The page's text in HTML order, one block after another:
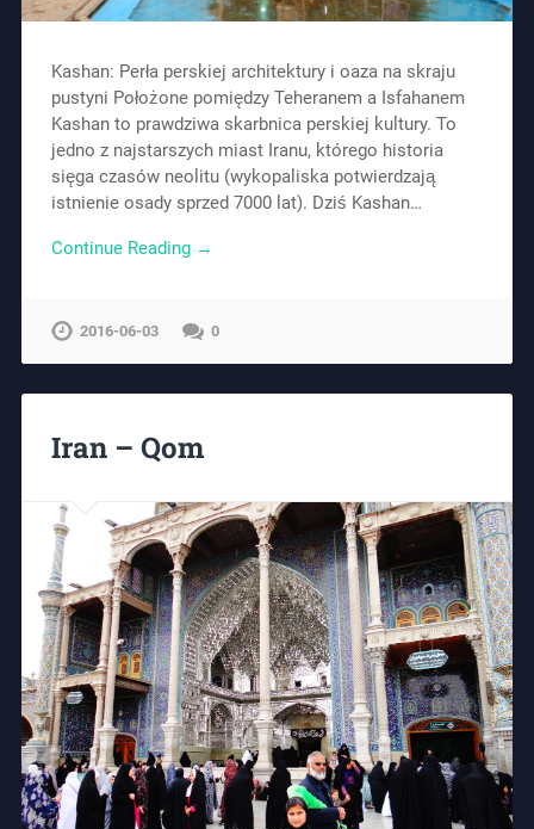
Kashan: Perła perskiej architektury i oaza na skraju
pustyni Położone pomiędzy Teheranem a Isfahanem
Kashan to prawdziwa skarbnica perskiej kultury. To
jedno z najstarszych miast Iranu, którego historia
sięga czasów neolitu (wykopaliska potwierdzają
istnienie osady sprzed 7000 lat). Dziś Kashan…
Continue Reading →
2016-06-03 0
Iran – Qom